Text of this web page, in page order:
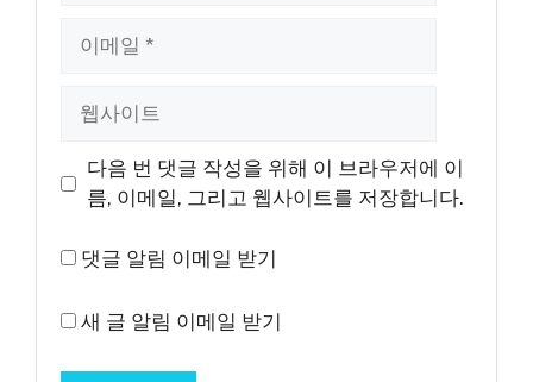
트
다음 번 댓글 작성을 위해 이 브라우저에 이
름, 이메일, 그리고 웹사이트를 저장합니다.
댓글 알림 이메일 받기
새 글 알림 이메일 받기